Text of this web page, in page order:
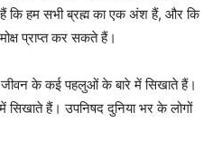
कि हम सभी ब्रह्म का एक अंश हैं, और कि
प्राप्त कर सकते हैं।
के कई पहलुओं के बारे में सिखाते हैं।
सिखाते हैं। उपनिषद दुनिया भर के लोगों